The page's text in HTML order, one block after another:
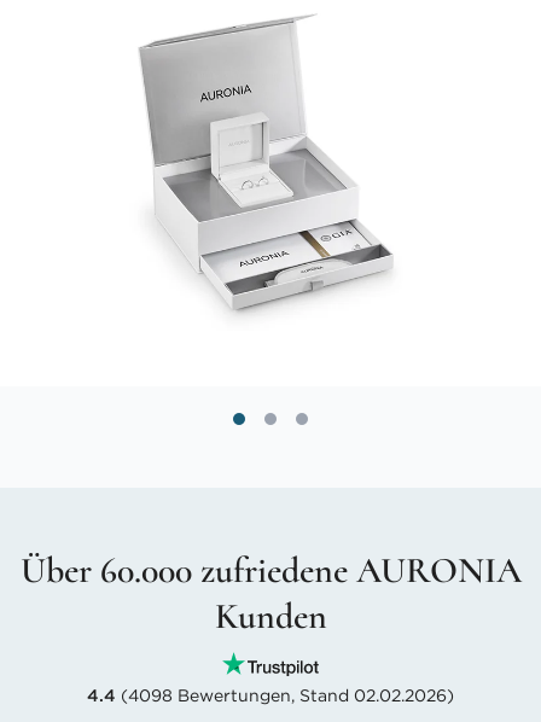
Über 60.000 zufriedene AURONIA
Kunden
4.4 (4098 Bewertungen, Stand 02.02.2026)